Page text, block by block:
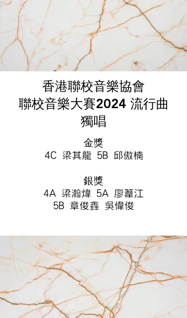
香港聯校音樂協會
聯校音樂大賽2024 流行曲
獨唱
金獎
4C 梁其龍 5B 邱傲楠
銀獎
4A 梁瀚煒 5A 廖葦江
5B 章俊鑫 吳偉俊